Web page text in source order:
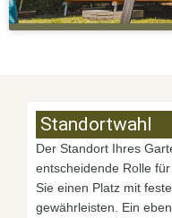
Standortwahl
Der Standort Ihres
entscheidende Rolle
Sie einen Platz mit
gewährleisten. Ein